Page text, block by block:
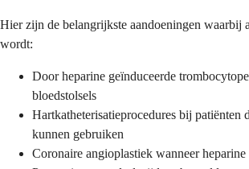
Hier zijn de belangrijkste aandoeningen waarbij
wordt:
Door heparine geïnduceerde
bloedstolsels
Hartkatheterisatieprocedures bij patiënten
kunnen gebruiken
Coronaire angioplastiek wanneer